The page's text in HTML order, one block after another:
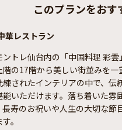
このプランをおす
華レストラン
ントレ仙台内の「中国料理 彩
階の17階から美しい街並みを
練されたインテリアの中で、
能いただけます。落ち着いた
長寿のお祝いや人生の大切な
。